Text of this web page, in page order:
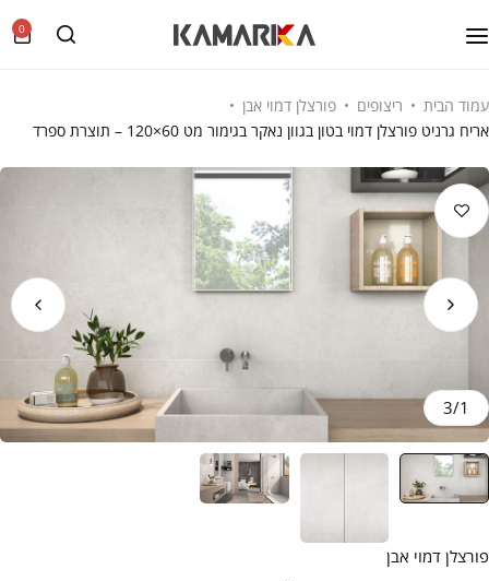
0
עמוד הבית ריצופים
פורצלן דמוי אבן
אריח גרניט פורצלן דמוי בטון בגוון נאקר בגימור מט 60×120 – תוצרת ספרד
1
/
3
פורצלן דמוי אבן